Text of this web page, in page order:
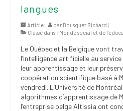
langues
Article | par Bousquet Richard |
Classé dans : Monde social et de
Le Québec et la Belgique vont
l’intelligence artificielle au
leur apprentissage et leur
coopération scientifique basé à
vendredi. L’Université de
algorithmes d’apprentissage de
l’entreprise belge Altissia ont